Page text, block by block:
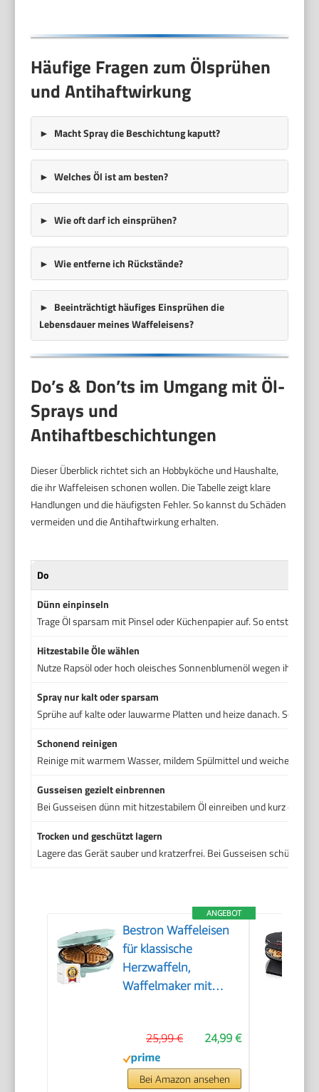
Häufige Fragen zum Ölsprühen
und Antihaftwirkung
Macht Spray die Beschichtung kaputt?
Welches Öl ist am besten?
Wie oft darf ich einsprühen?
Wie entferne ich Rückstände?
Beeinträchtigt häufiges Einsprühen die
Lebensdauer meines Waffeleisens?
Do’s & Don’ts im Umgang mit Öl-
Sprays und
Antihaftbeschichtungen
Dieser Überblick richtet sich an Hobbyköche und Haushalte,
die ihr Waffeleisen schonen wollen. Die Tabelle zeigt klare
Handlungen und die häufigsten Fehler. So kannst du Schäden
vermeiden und die Antihaftwirkung erhalten.
Do
Dünn einpinseln
Trage Öl sparsam mit Pinsel oder Küchenpapier auf. So entsteht
Hitzestabile Öle wählen
Nutze Rapsöl oder hoch oleisches Sonnenblumenöl wegen ihres
Spray nur kalt oder sparsam
Sprühe auf kalte oder lauwarme Platten und heize danach. So
Schonend reinigen
Reinige mit warmem Wasser, mildem Spülmittel und weichem
Gusseisen gezielt einbrennen
Bei Gusseisen dünn mit hitzestabilem Öl einreiben und kurz
Trocken und geschützt lagern
Lagere das Gerät sauber und kratzerfrei. Bei Gusseisen schützt
ANGEBOT
Bestron Waffeleisen
für klassische
Herzwaffeln,
Waffelmaker mit
Herzform, Retro
Design, 700 Watt,
Farbe: Mint
24,99 €
25,99 €
Bei Amazon ansehen